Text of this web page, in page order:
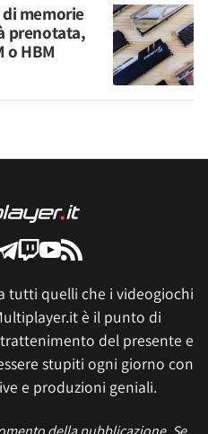
memorie
prenotata,
o HBM
tutti quelli che i videogiochi
è il punto di
del presente e
stupiti ogni giorno con
e produzioni geniali.